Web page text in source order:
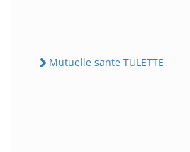
Mutuelle sante TULETTE